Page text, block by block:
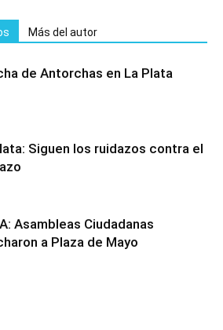
Más del autor
de Antorchas en La Plata
Siguen los ruidazos contra el
Asambleas Ciudadanas
a Plaza de Mayo